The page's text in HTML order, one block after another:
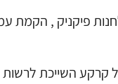
פיקניק , הקמת
השייכת